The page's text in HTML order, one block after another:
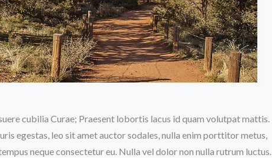
cubilia Curae; Praesent lobortis lacus id quam volutpat mattis.
egestas, leo sit amet auctor sodales, nulla enim porttitor metus,
neque consectetur eu. Nulla vel dolor non nulla rutrum luctus.